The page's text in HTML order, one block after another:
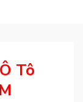
Tô